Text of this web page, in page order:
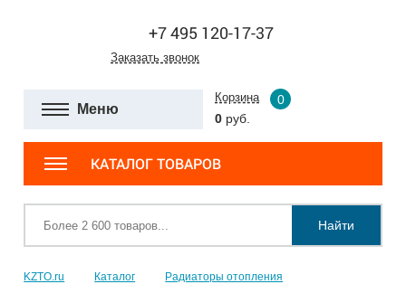
+7 495 120-17-37
Заказать звонок
Меню
Корзина
0
0 руб.
КАТАЛОГ ТОВАРОВ
Найти
KZTO.ru Каталог
Радиаторы отопления